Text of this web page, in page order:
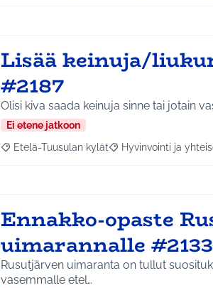
Lisää keinuja/
#2187
Olisi kiva saada keinuja sinne tai jotain
Ei etene jatkoon
Rajaa tulokset aihepiirin mukaan: Etelä-
Etelä-Tuusulan kylät Rajaa tulokset
Hyvinvointi ja
Ennakko-opaste
uimarannalle #2133
Rusutjärven uimaranta on tullut
vasemmalle etel…